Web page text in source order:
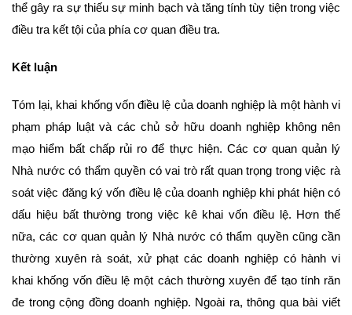
thể gây ra sự thiếu sự minh bạch và tăng tính tùy tiện trong việc
điều tra kết tội của phía cơ quan điều tra.
Kết luận
Tóm lại, khai khống vốn điều lệ của doanh nghiệp là một hành vi
phạm pháp luật và các chủ sở hữu doanh nghiệp không nên
mạo hiểm bất chấp rủi ro để thực hiện. Các cơ quan quản lý
Nhà nước có thẩm quyền có vai trò rất quan trọng trong việc rà
soát việc đăng ký vốn điều lệ của doanh nghiệp khi phát hiện có
dấu hiệu bất thường trong việc kê khai vốn điều lệ. Hơn thế
nữa, các cơ quan quản lý Nhà nước có thẩm quyền cũng cần
thường xuyên rà soát, xử phạt các doanh nghiệp có hành vi
khai khống vốn điều lệ một cách thường xuyên để tạo tính răn
đe trong cộng đồng doanh nghiệp. Ngoài ra, thông qua bài viết